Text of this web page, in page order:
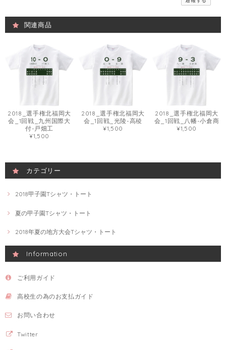
関連商品
2018_選手権北福岡大
会_1回戦_九州国際大
付-戸畑工
¥1,500
2018_選手権北福岡大
会_1回戦_光陵-高稜
¥1,500
2018_選手権北福岡大
会_1回戦_八幡-小倉商
¥1,500
カテゴリー
2018甲子園Tシャツ・トート
夏の甲子園Tシャツ・トート
2018年夏の地方大会Tシャツ・トート
Information
ご利用ガイド
高校生の為のお支払ガイド
お問い合わせ
Twitter